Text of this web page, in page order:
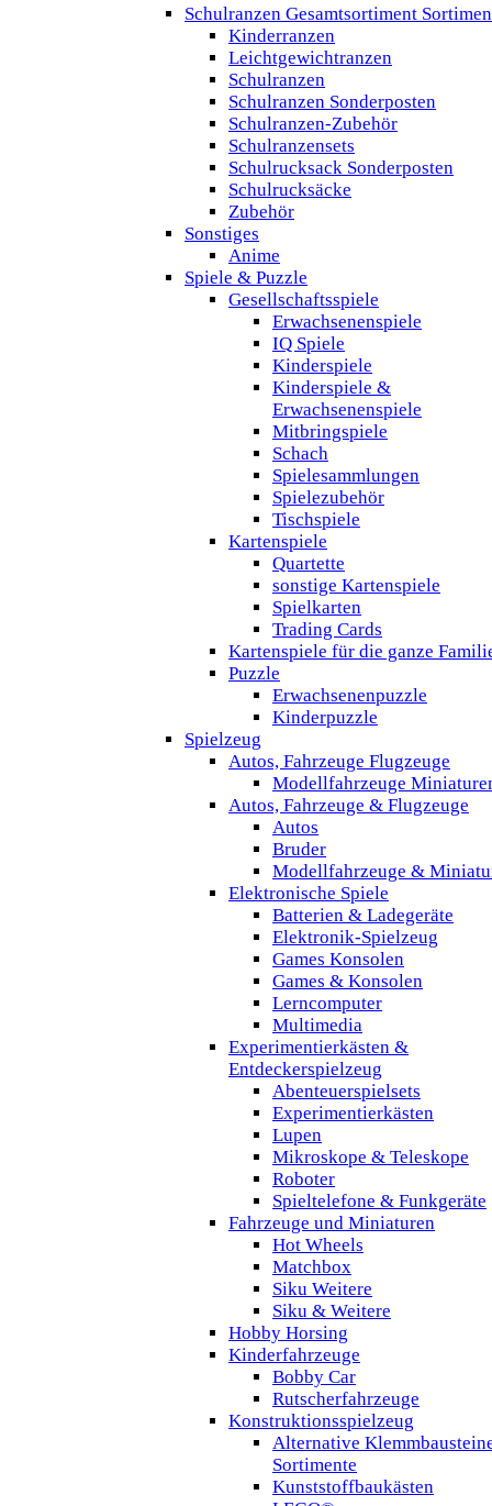
Schulranzen Gesamtsortiment
Kinderranzen
Leichtgewichtranzen
Schulranzen
Schulranzen Sonderposten
Schulranzen-Zubehör
Schulranzensets
Schulrucksack Sonderposten
Schulrucksäcke
Zubehör
Sonstiges
Anime
Spiele & Puzzle
Gesellschaftsspiele
Erwachsenenspiele
IQ Spiele
Kinderspiele
Kinderspiele &
Erwachsenenspiele
Mitbringspiele
Schach
Spielesammlungen
Spielezubehör
Tischspiele
Kartenspiele
Quartette
sonstige Kartenspiele
Spielkarten
Trading Cards
Kartenspiele für die ganze
Puzzle
Erwachsenenpuzzle
Kinderpuzzle
Spielzeug
Autos, Fahrzeuge Flugzeuge
Modellfahrzeuge
Autos, Fahrzeuge & Flugzeuge
Autos
Bruder
Modellfahrzeuge &
Elektronische Spiele
Batterien & Ladegeräte
Elektronik-Spielzeug
Games Konsolen
Games & Konsolen
Lerncomputer
Multimedia
Experimentierkästen &
Entdeckerspielzeug
Abenteuerspielsets
Experimentierkästen
Lupen
Mikroskope & Teleskope
Roboter
Spieltelefone & Funkgeräte
Fahrzeuge und Miniaturen
Hot Wheels
Matchbox
Siku Weitere
Siku & Weitere
Hobby Horsing
Kinderfahrzeuge
Bobby Car
Rutscherfahrzeuge
Konstruktionsspielzeug
Alternative
Sortimente
Kunststoffbaukästen